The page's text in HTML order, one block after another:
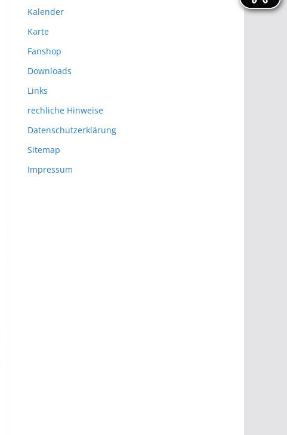
Kalender
Karte
Fanshop
Downloads
Links
rechliche Hinweise
Datenschutzerklärung
Sitemap
Impressum